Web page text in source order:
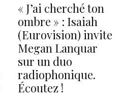
« J’ai cherché ton
ombre » : Isaiah
(Eurovision) invite
Megan Lanquar
sur un duo
radiophonique.
Écoutez !